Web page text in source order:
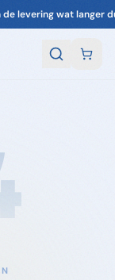
levering wat langer